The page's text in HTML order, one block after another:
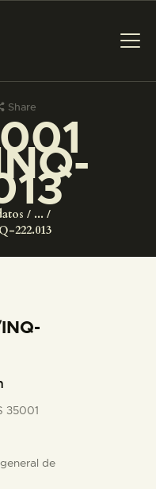
Share
...
222.013
35001
de